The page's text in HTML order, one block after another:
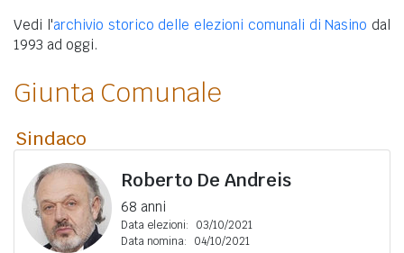
Vedi l'archivio storico delle elezioni comunali di Nasino dal
1993 ad oggi.
Giunta Comunale
Sindaco
Roberto De Andreis
68 anni
Data elezioni:
03/10/2021
Data nomina:
04/10/2021